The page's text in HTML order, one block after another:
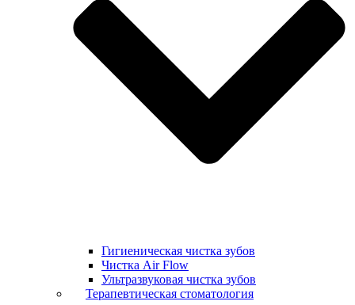
Гигиеническая чистка зубов
Чистка Air Flow
Ультразвуковая чистка зубов
Терапевтическая стоматология